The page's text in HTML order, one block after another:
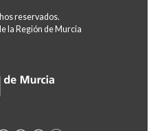
reservados.
la Región de Murcia